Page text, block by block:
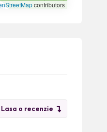
contributors
Lasa o recenzie